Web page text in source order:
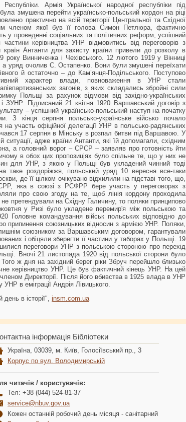
Республіки. Армія Української народної республіки під
змушена перейти українсько-польський кордон на ріці
практично на всій території Центральної та Східної
членом якої був її голова Симон Петлюра, фактично
у проведенні соціальних та політичних реформ, успішний
керівництва УНР відмовитись від переговорів з
країн Антанти для захисту країни привели до розколу в
року Винниченка і Чехівського. 12 лютого 1919 у Вінниці
уряд очолив С. Остапенко. Вони були змушені переїхати
й остаточно – до Кам’янця-Подільського. Поступово
характер влади, повноваження в УНР стали
загонів, з яких складались збройні сили
Польщі за рахунок відмови від західно-українських
Підписаний 21 квітня 1920 Варшавський договір з
– успішний українсько-польський наступ на початку
З кінця серпня польсько-українське військо почало
участь офіційної делегації УНР в польсько-радянських
17 серпня в Мінську в розпал битви під Варшавою. У
адже країни Антанти, які їй допомагали, східним
а головний ворог – СРСР – заявляв про готовність йти
в обох цих пропозиціях було спільне те, що у них не
для УНР, з якою у Польщі був укладений чинний тоді
таке роздоріжжя, польський уряд 10 вересня все-таки
де її цілком очікувано відхилили на підставі того, що,
яка в союзі з РСФРР бере участь у переговорах з
про свою згоду на те, щоб лінія кордону проходила
не претендували на Східну Галичину, то поляки принципово
у Ризі було укладене перемир'я між польською та
Головне командування військ польських відповідно до
припинення союзницьких відносин з армією УНР. Поляки,
союзником за Варшавським договором, гарантували
і обіцяли зберегти її частини у таборах у Польщі. 19
переговори УНР з польською стороною про перехід
Вночі 21 листопада 1920 від польської сторони було
ж дня на західний берег ріки Збруч перейшло близько
керівництво УНР. Це був фактичний кінець УНР. На цей
Директорії. Після його вбивства в 1925 влада в УНР
в еміграції Андрія Лівицького.
в історії", jnsm.com.ua
інформація Бібліотеки
Україна, 03039, м. Київ, Голосіївський пр., 3
Корпус по вул. Володимирській
читачів / користувачів:
Тел: +38 (044) 524-81-37
service@nbuv.gov.ua
Кожен останній робочий день місяця - санітарний